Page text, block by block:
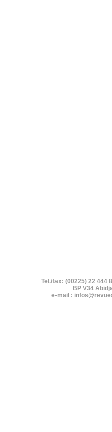
Tel./fax: (00225) 22 444
BP V34
e-mail :